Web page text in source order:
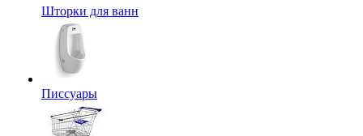
Шторки для ванн
Писсуары